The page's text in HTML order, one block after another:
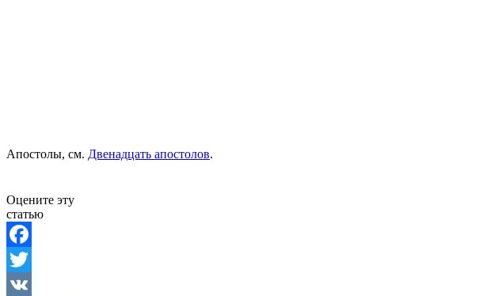
Апостолы, см. Двенадцать апостолов.
Оцените эту
статью
Facebook
Twitter